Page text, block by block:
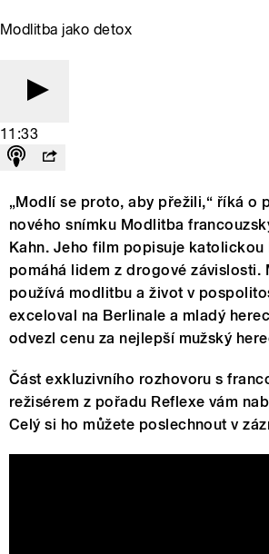
Modlitba jako detox
11:33
„Modlí se proto, aby přežili,“ říká o
nového snímku Modlitba
Kahn. Jeho film popisuje katolickou
pomáhá lidem z drogové závislosti.
používá modlitbu a život v
exceloval na Berlinale a mladý
odvezl cenu za nejlepší mužský
Část exkluzivního rozhovoru s
režisérem z pořadu Reflexe vám
Celý si ho můžete poslechnout v